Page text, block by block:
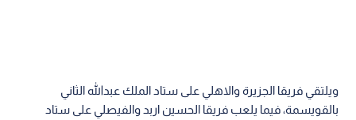
ويلتقي فريقا الجزيرة والاهلي على ستاد الملك عبدالله الثاني
بالقويسمة، فيما يلعب فريقا الحسين اربد والفيصلي على ستاد